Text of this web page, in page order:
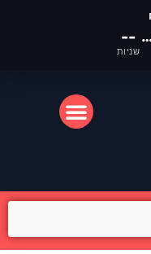
Grand Theft Auto VI
--
שניות